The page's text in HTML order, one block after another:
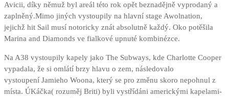
Avicii, díky němuž byl areál této rok opět beznadějně vyprodaný a
zaplněný.Mimo jiných vystoupily na hlavní stage Awolnation,
jejichž hit Sail musí notoricky znát absolutně každý. Oko potěšila
Marina and Diamonds ve fialkové upnuté kombinézce.
Na A38 vystoupily kapely jako The Subways, kde Charlotte Cooper
vypadala, že si omlátí brzy hlavu o zem, následovalo
vystoupení Jamieho Woona, který se pro změnu skoro nepohnul z
místa. ÚKáčka( rozuměj Briti) byli vystřídáni americkými kapelami-